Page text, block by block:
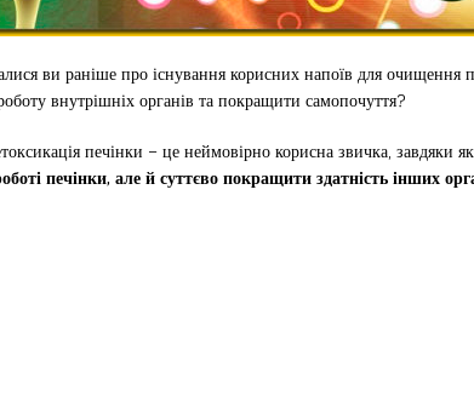
ви раніше про існування корисних напоїв для
внутрішніх органів та покращити самопочуття?
печінки – це неймовірно корисна звичка, завдяки
печінки, але й суттєво покращити здатність інших